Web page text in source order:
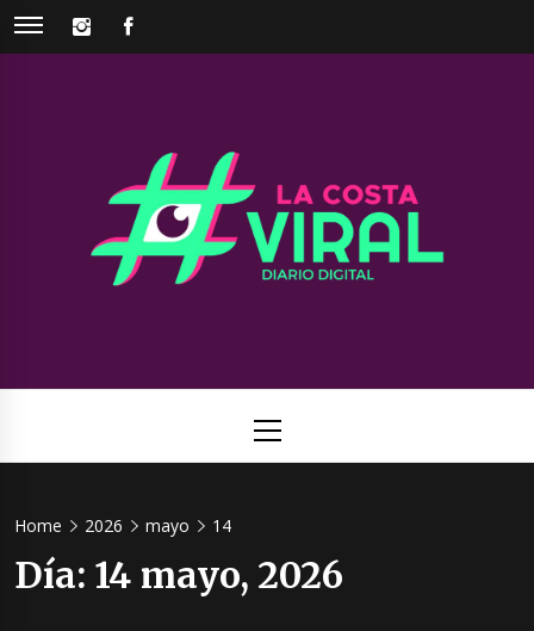
Skip
INSTAGRAM
Viral
Menu
Home 2026 mayo 14
Día: 14 mayo, 2026